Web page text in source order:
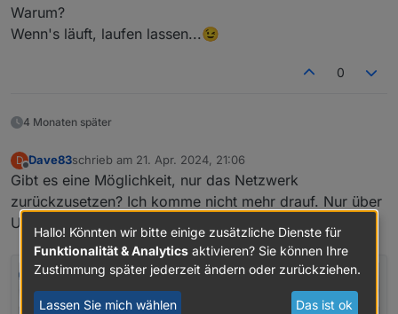
FW version : 0.5.9
Hardware : WT32-ETH01
Warum?
Wenn's läuft, laufen lassen...😉
0
4 Monaten später
D
Offline
Dave83schrieb am 21. Apr. 2024, 21:06
zuletzt editiert von
Gibt es eine Möglichkeit, nur das Netzwerk
zurückzusetzen? Ich komme nicht mehr drauf. Nur über
USB C direkt.
Hallo! Könnten wir bitte einige zusätzliche Dienste für
Funktionalität & Analytics aktivieren? Sie können Ihre
Zustimmung später jederzeit ändern oder zurückziehen.
Lassen Sie mich wählen Das ist ok